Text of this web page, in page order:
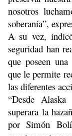
nosotros
soberanía”,
A su vez,
seguridad han
que poseen
que le permite
las diferentes
“Desde
superara la
por Simón